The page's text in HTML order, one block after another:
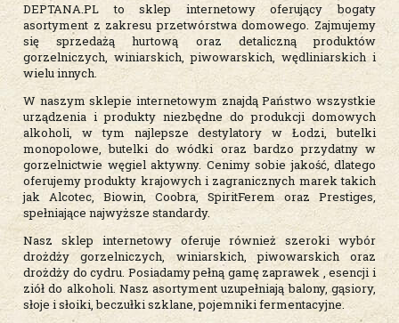
DEPTANA.PL to sklep internetowy oferujący bogaty
asortyment z zakresu przetwórstwa domowego. Zajmujemy
się sprzedażą hurtową oraz detaliczną produktów
gorzelniczych, winiarskich, piwowarskich, wędliniarskich i
wielu innych.
W naszym sklepie internetowym znajdą Państwo wszystkie
urządzenia i produkty niezbędne do produkcji domowych
alkoholi, w tym najlepsze destylatory w Łodzi, butelki
monopolowe, butelki do wódki oraz bardzo przydatny w
gorzelnictwie węgiel aktywny. Cenimy sobie jakość, dlatego
oferujemy produkty krajowych i zagranicznych marek takich
jak Alcotec, Biowin, Coobra, SpiritFerem oraz Prestiges,
spełniające najwyższe standardy.
Nasz sklep internetowy oferuje również szeroki wybór
drożdży gorzelniczych, winiarskich, piwowarskich oraz
drożdży do cydru. Posiadamy pełną gamę zaprawek , esencji i
ziół do alkoholi. Nasz asortyment uzupełniają balony, gąsiory,
słoje i słoiki, beczułki szklane, pojemniki fermentacyjne.